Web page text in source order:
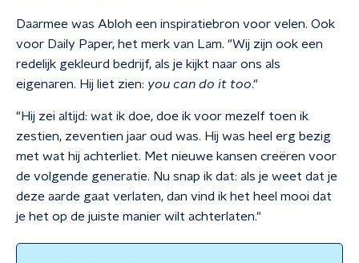
Daarmee was Abloh een inspiratiebron voor velen. Ook
voor Daily Paper, het merk van Lam. "Wij zijn ook een
redelijk gekleurd bedrijf, als je kijkt naar ons als
eigenaren. Hij liet zien: you can do it too."
"Hij zei altijd: wat ik doe, doe ik voor mezelf toen ik
zestien, zeventien jaar oud was. Hij was heel erg bezig
met wat hij achterliet. Met nieuwe kansen creëren voor
de volgende generatie. Nu snap ik dat: als je weet dat je
deze aarde gaat verlaten, dan vind ik het heel mooi dat
je het op de juiste manier wilt achterlaten."